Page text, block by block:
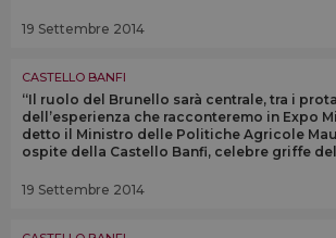
19 Settembre 2014
CASTELLO BANFI
“Il ruolo del Brunello sarà centrale, tra i
dell’esperienza che racconteremo in Expo
detto il Ministro delle Politiche Agricole
ospite della Castello Banfi, celebre griffe
19 Settembre 2014